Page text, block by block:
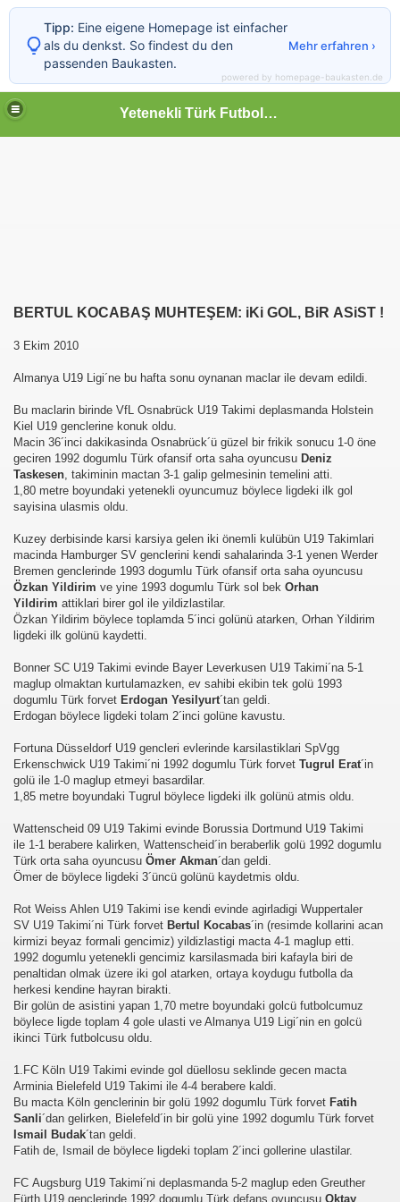
Yetenekli Türk Futbolcular
BERTUL KOCABAŞ MUHTEŞEM: iKi GOL, BiR ASiST !
3 Ekim 2010
Almanya U19 Ligi´ne bu hafta sonu oynanan maclar ile devam edildi.
Bu maclarin birinde VfL Osnabrück U19 Takimi deplasmanda Holstein
Kiel U19 genclerine konuk oldu.
Macin 36´inci dakikasinda Osnabrück´ü güzel bir frikik sonucu 1-0 öne
geciren 1992 dogumlu Türk ofansif orta saha oyuncusu Deniz
Taskesen, takiminin mactan 3-1 galip gelmesinin temelini atti.
1,80 metre boyundaki yetenekli oyuncumuz böylece ligdeki ilk gol
sayisina ulasmis oldu.
Kuzey derbisinde karsi karsiya gelen iki önemli kulübün U19 Takimlari
macinda Hamburger SV genclerini kendi sahalarinda 3-1 yenen Werder
Bremen genclerinde 1993 dogumlu Türk ofansif orta saha oyuncusu
Özkan Yildirim ve yine 1993 dogumlu Türk sol bek Orhan
Yildirim attiklari birer gol ile yildizlastilar.
Özkan Yildirim böylece toplamda 5´inci golünü atarken, Orhan Yildirim
ligdeki ilk golünü kaydetti.
Bonner SC U19 Takimi evinde Bayer Leverkusen U19 Takimi´na 5-1
maglup olmaktan kurtulamazken, ev sahibi ekibin tek golü 1993
dogumlu Türk forvet Erdogan Yesilyurt´tan geldi.
Erdogan böylece ligdeki tolam 2´inci golüne kavustu.
Fortuna Düsseldorf U19 gencleri evlerinde karsilastiklari SpVgg
Erkenschwick U19 Takimi´ni 1992 dogumlu Türk forvet Tugrul Erat´in
golü ile 1-0 maglup etmeyi basardilar.
1,85 metre boyundaki Tugrul böylece ligdeki ilk golünü atmis oldu.
Wattenscheid 09 U19 Takimi evinde Borussia Dortmund U19 Takimi
ile 1-1 berabere kalirken, Wattenscheid´in beraberlik golü 1992 dogumlu
Türk orta saha oyuncusu Ömer Akman´dan geldi.
Ömer de böylece ligdeki 3´üncü golünü kaydetmis oldu.
Rot Weiss Ahlen U19 Takimi ise kendi evinde agirladigi Wuppertaler
SV U19 Takimi´ni Türk forvet Bertul Kocabas´in (resimde kollarini acan
kirmizi beyaz formali gencimiz) yildizlastigi macta 4-1 maglup etti.
1992 dogumlu yetenekli gencimiz karsilasmada biri kafayla biri de
penaltidan olmak üzere iki gol atarken, ortaya koydugu futbolla da
herkesi kendine hayran birakti.
Bir golün de asistini yapan 1,70 metre boyundaki golcü futbolcumuz
böylece ligde toplam 4 gole ulasti ve Almanya U19 Ligi´nin en golcü
ikinci Türk futbolcusu oldu.
1.FC Köln U19 Takimi evinde gol düellosu seklinde gecen macta
Arminia Bielefeld U19 Takimi ile 4-4 berabere kaldi.
Bu macta Köln genclerinin bir golü 1992 dogumlu Türk forvet Fatih
Sanli´dan gelirken, Bielefeld´in bir golü yine 1992 dogumlu Türk forvet
Ismail Budak´tan geldi.
Fatih de, Ismail de böylece ligdeki toplam 2´inci gollerine ulastilar.
FC Augsburg U19 Takimi´ni deplasmanda 5-2 maglup eden Greuther
Fürth U19 genclerinde 1992 dogumlu Türk defans oyuncusu Oktay
arası Gol Krallığı
arası Gol Krallığı
Tipp: Eine eigene Homepage ist einfacher
als du denkst. So findest du den
passenden Baukasten.
Mehr erfahren ›
powered by homepage-baukasten.de